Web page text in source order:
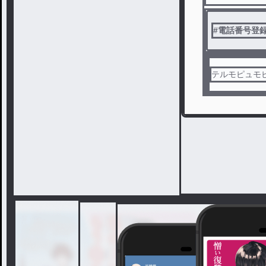
#電話番号登
テルモピュモ